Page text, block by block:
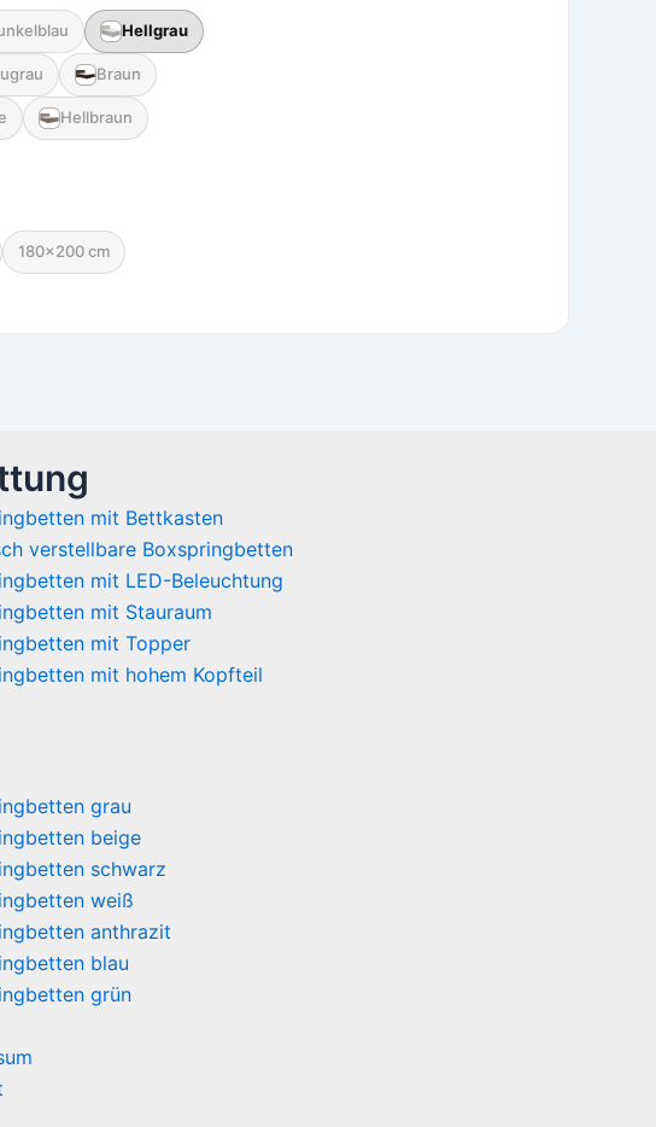
Hellgrau
Braun
Hellbraun
180×200 cm
mit Bettkasten
verstellbare Boxspringbetten
mit LED-Beleuchtung
mit Stauraum
mit Topper
mit hohem Kopfteil
grau
beige
schwarz
weiß
anthrazit
blau
grün